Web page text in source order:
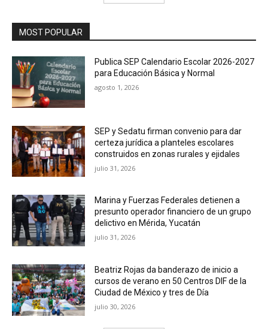
MOST POPULAR
Publica SEP Calendario Escolar 2026-2027
para Educación Básica y Normal
agosto 1, 2026
SEP y Sedatu firman convenio para dar
certeza jurídica a planteles escolares
construidos en zonas rurales y ejidales
julio 31, 2026
Marina y Fuerzas Federales detienen a
presunto operador financiero de un grupo
delictivo en Mérida, Yucatán
julio 31, 2026
Beatriz Rojas da banderazo de inicio a
cursos de verano en 50 Centros DIF de la
Ciudad de México y tres de Día
julio 30, 2026